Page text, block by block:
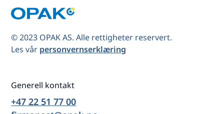
© 2023 OPAK AS. Alle rettigheter reservert.
Les vår personvernserklæring
Generell kontakt
+47 22 51 77 00